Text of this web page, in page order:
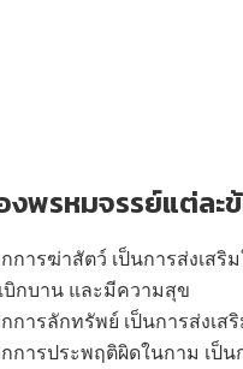
พรหมจรรย์แต่ละข้
กการฆ่าสัตว์ เป็นการส่งเส
บิกบาน และมีความสุข
กการลักทรัพย์ เป็นการส่งเ
กการประพฤติผิดในกาม เป็